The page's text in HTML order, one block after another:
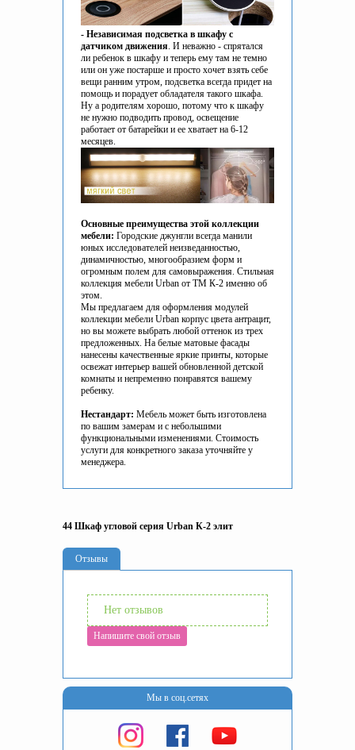
- Независимая подсветка в шкафу с
датчиком движения. И неважно - спрятался
ли ребенок в шкафу и теперь ему там не темно
или он уже постарше и просто хочет взять себе
вещи ранним утром, подсветка всегда придет на
помощь и порадует обладателя такого шкафа.
Ну а родителям хорошо, потому что к шкафу
не нужно подводить провод, освещение
работает от батарейки и ее хватает на 6-12
месяцев.
Основные преимущества этой коллекции
мебели: Городские джунгли всегда манили
юных исследователей неизведанностью,
динамичностью, многообразием форм и
огромным полем для самовыражения. Стильная
коллекция мебели Urban от ТМ К-2 именно об
этом.
Мы предлагаем для оформления модулей
коллекции мебели Urban корпус цвета антрацит,
но вы можете выбрать любой оттенок из трех
предложенных. На белые матовые фасады
нанесены качественные яркие принты, которые
освежат интерьер вашей обновленной детской
комнаты и непременно понравятся вашему
ребенку.
Нестандарт: Мебель может быть изготовлена
по вашим замерам и с небольшими
функциональными изменениями. Стоимость
услуги для конкретного заказа уточняйте у
менеджера.
44 Шкаф угловой серия Urban К-2 элит
Отзывы
Нет отзывов
Напишите свой отзыв
Мы в соц.сетях